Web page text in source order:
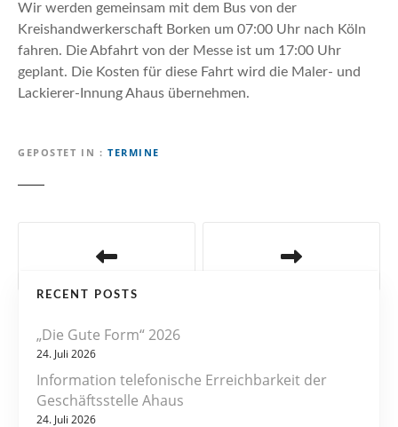
Wir werden gemeinsam mit dem Bus von der
Kreishandwerkerschaft Borken um 07:00 Uhr nach Köln
fahren. Die Abfahrt von der Messe ist um 17:00 Uhr
geplant. Die Kosten für diese Fahrt wird die Maler- und
Lackierer-Innung Ahaus übernehmen.
GEPOSTET IN TERMINE
RECENT POSTS
„Die Gute Form“ 2026
24. Juli 2026
Information telefonische Erreichbarkeit der
Geschäftsstelle Ahaus
24. Juli 2026